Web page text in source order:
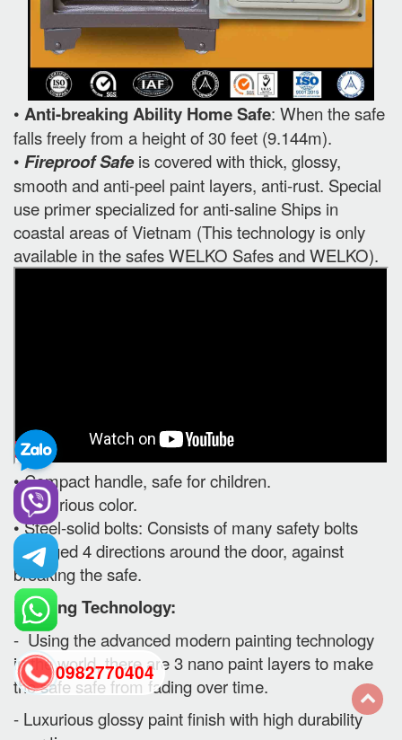
• Anti-breaking Ability Home Safe: When the safe
falls freely from a height of 30 feet (9.144m).
• Fireproof Safeis covered with thick, glossy,
smooth and anti-peel paint layers, anti-rust. Special
use primer specialized for anti-saline Ships in
coastal areas of Vietnam (This technology is only
available in the safes WELKO Safes and WELKO).
• Compact handle, safe for children.
• Luxurious color.
• Steel-solid bolts: Consists of many safety bolts
arranged 4 directions around the door, against
breaking the safe.
Painting Technology:
- Using the advanced modern painting technology
in the world, there are 3 nano paint layers to make
the safe safe from fading over time.
- Luxurious glossy paint finish with high durability
0982770404
back